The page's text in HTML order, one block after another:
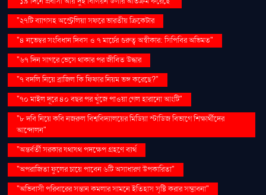
"২৭টি ব্যাগসহ অস্ট্রেলিয়া সফরে ভারতীয় ক্রিকেটার
"৪ নভেম্বর সংবিধান দিবস ও ৭ মার্চের গুরুত্ব অস্বীকার: সিপিবির অভিমত"
"৬৭ দিন সাগরে ভেসে থাকার পর জীবিত উদ্ধার
"৭ বদলি নিয়ে ব্রাজিল কি ফিফার নিয়ম ভঙ্গ করেছে?"
"৭০ মাইল দূরে ৪০ বছর পর খুঁজে পাওয়া গেল হারানো আংটি"
"৮ দবি নিয়ে কবি নজরুল বিশ্ববিদ্যালয়ের মিডিয়া স্টাডিজ বিভাগে শিক্ষার্থীদের
আন্দোলন"
"অন্তর্বর্তী সরকার যথাযথ পদক্ষেপ গ্রহণে ব্যর্থ
"অপরাজিতা ফুলের চায়ে পাবেন ৬টি অসাধারণ উপকারিতা"
"অভিবাসী পরিবারের সন্তান কমলার সামনে ইতিহাস সৃষ্টি করার সম্ভাবনা"